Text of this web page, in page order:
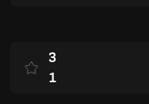
3
1